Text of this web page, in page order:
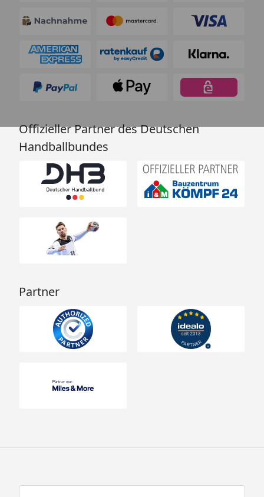
Offizieller Partner des Deutschen
Handballbundes
Partner